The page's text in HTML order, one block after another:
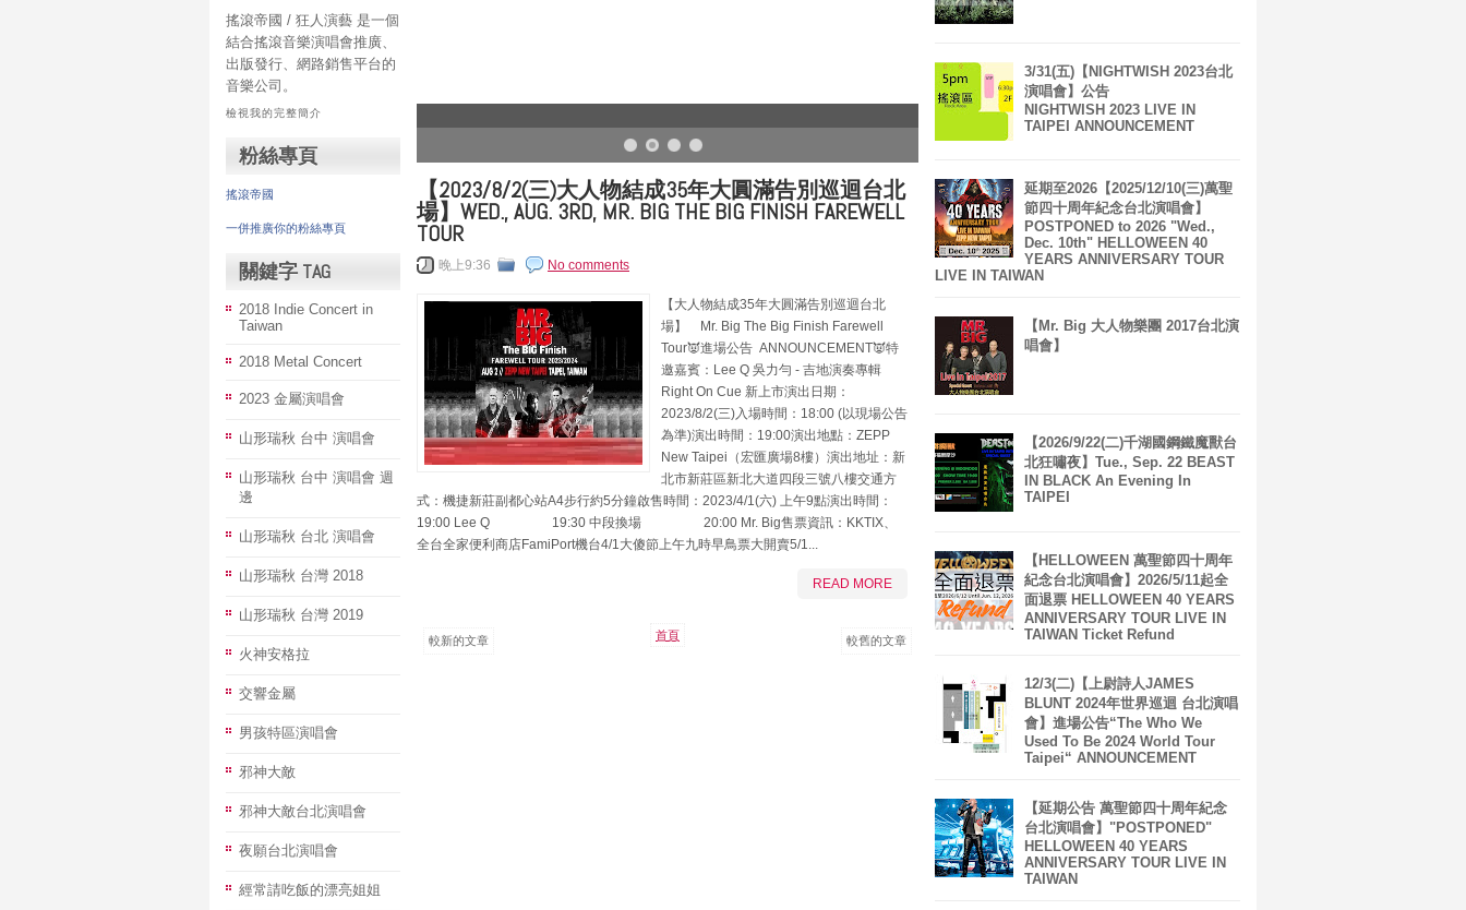
搖滾帝國 / 狂人演藝 是一個
結合搖滾音樂演唱會推廣、
出版發行、網路銷售平台的
音樂公司。
檢視我的完整簡介
粉絲專頁
搖滾帝國
一併推廣你的粉絲專頁
關鍵字 TAG
2018 Indie Concert in
Taiwan
2018 Metal Concert
2023 金屬演唱會
山形瑞秋 台中 演唱會
山形瑞秋 台中 演唱會 週
邊
山形瑞秋 台北 演唱會
山形瑞秋 台灣 2018
山形瑞秋 台灣 2019
火神安格拉
交響金屬
男孩特區演唱會
邪神大敵
邪神大敵台北演唱會
夜願台北演唱會
經常請吃飯的漂亮姐姐
【2023/8/2(三)大人物結成35年大圓滿告別巡迴台北
場】WED., AUG. 3RD, MR. BIG THE BIG FINISH FAREWELL
TOUR
晚上9:36 No comments
【大人物結成35年大圓滿告別巡迴台北
場】 Mr. Big The Big Finish Farewell
Tour👿進場公告 ANNOUNCEMENT👿特
邀嘉賓：Lee Q 吳力勻 - 吉地演奏專輯
Right On Cue 新上市演出日期：
2023/8/2(三)入場時間：18:00 (以現場公告
為準)演出時間：19:00演出地點：ZEPP
New Taipei（宏匯廣場8樓）演出地址：新
北市新莊區新北大道四段三號八樓交通方
式：機捷新莊副都心站A4步行約5分鐘啟售時間：2023/4/1(六) 上午9點演出時間：
19:00 Lee Q 19:30 中段換場 20:00 Mr. Big售票資訊：KKTIX、
全台全家便利商店FamiPort機台4/1大傻節上午九時早鳥票大開賣5/1...
READ MORE
較新的文章 較舊的文章
首頁
3/31(五)【NIGHTWISH 2023台北
演唱會】公告
NIGHTWISH 2023 LIVE IN
TAIPEI ANNOUNCEMENT
延期至2026【2025/12/10(三)萬聖
節四十周年紀念台北演唱會】
POSTPONED to 2026 "Wed.,
Dec. 10th" HELLOWEEN 40
YEARS ANNIVERSARY TOUR
LIVE IN TAIWAN
【Mr. Big 大人物樂團 2017台北演
唱會】
【2026/9/22(二)千湖國鋼鐵魔獸台
北狂嘯夜】Tue., Sep. 22 BEAST
IN BLACK An Evening In
TAIPEI
【HELLOWEEN 萬聖節四十周年
紀念台北演唱會】2026/5/11起全
面退票 HELLOWEEN 40 YEARS
ANNIVERSARY TOUR LIVE IN
TAIWAN Ticket Refund
12/3(二)【上尉詩人JAMES
BLUNT 2024年世界巡迴 台北演唱
會】進場公告“The Who We
Used To Be 2024 World Tour
Taipei“ ANNOUNCEMENT
【延期公告 萬聖節四十周年紀念
台北演唱會】"POSTPONED"
HELLOWEEN 40 YEARS
ANNIVERSARY TOUR LIVE IN
TAIWAN